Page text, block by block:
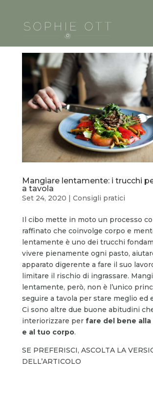
Mangiare lentamente: i trucchi
a tavola
Set 24, 2020 | Consigli pratici
Il cibo mette in moto un processo
raffinato che coinvolge corpo e
lentamente è uno dei trucchi
vivere pienamente ogni pasto,
apparato digerente a fare il suo
limitare il rischio di ingrassare.
lentamente, però, non è l’unico
seguire a tavola per stare meglio ed
Ci sono altre due buone abitudini
interiorizzare per fare del bene
e al tuo corpo.
SE PREFERISCI, ASCOLTA LA
DELL’ARTICOLO